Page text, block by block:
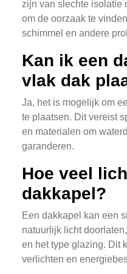
zijn van slechte isolatie
om de oorzaak te
schimmel en andere
Kan ik een
vlak dak
Ja, het is mogelijk om
te plaatsen. Dit vereist
en materialen om
garanderen.
Hoe veel
dakkapel?
Een dakkapel kan een
natuurlijk licht
en het type glazing. Dit
verlichten en